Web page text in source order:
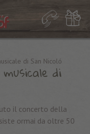
di San Nicoló
di
il concerto della
ormai da oltre 50